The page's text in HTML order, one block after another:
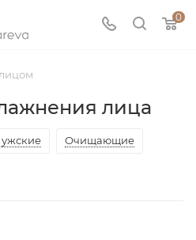
0
лица
Очищающие